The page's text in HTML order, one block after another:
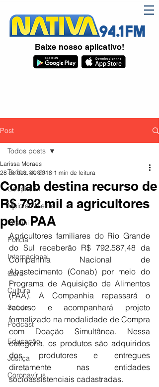
Baixe nosso aplicativo!
Post
Todos posts
Coopiratini
Meio ambiente
Piratini
Polícia
Internacional
Geral
Cultura
Saúde
Podcast
Educação
Justiça
Coronavírus
Todos posts
Conab destina recurso de
R$ 792 mil a agricultores
pelo PAA
Larissa Moraes
28 de dez. de 2018 1 min de leitura
Agricultores familiares do Rio Grande
do Sul receberão R$ 792.587,48 da
Companhia Nacional de
Abastecimento (Conab) por meio do
Programa de Aquisição de Alimentos
(PAA). A Companhia repassará o
recurso e acompanhará projeto
formalizado na modalidade de Compra
com Doação Simultânea. Nessa
categoria, os produtos são adquiridos
dos produtores e entregues
diretamente nas entidades
socioassistenciais cadastradas.